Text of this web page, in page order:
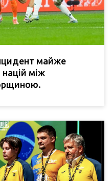
майже
націй між